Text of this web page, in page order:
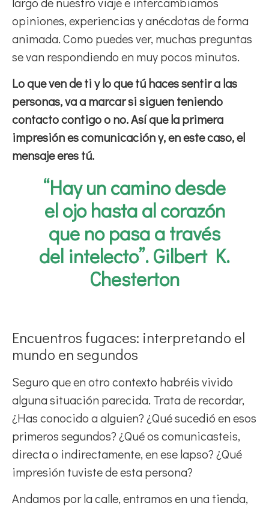
opiniones, experiencias y anécdotas de forma
animada. Como puedes ver, muchas preguntas
se van respondiendo en muy pocos minutos.
Lo que ven de ti y lo que tú haces sentir a las
personas, va a marcar si siguen teniendo
contacto contigo o no. Así que la primera
impresión es comunicación y, en este caso, el
mensaje eres tú.
“Hay un camino desde
el ojo hasta al corazón
que no pasa a través
del intelecto”. Gilbert K.
Chesterton
Encuentros fugaces: interpretando el
mundo en segundos
Seguro que en otro contexto habréis vivido
alguna situación parecida. Trata de recordar,
¿Has conocido a alguien? ¿Qué sucedió en esos
primeros segundos? ¿Qué os comunicasteis,
directa o indirectamente, en ese lapso? ¿Qué
impresión tuviste de esta persona?
Andamos por la calle, entramos en una tienda,